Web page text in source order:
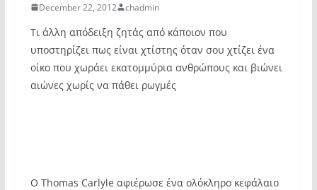
December 22, 2012 chadmin
Τι άλλη απόδειξη ζητάς από κάποιον που
υποστηρίζει πως είναι χτίστης όταν σου χτίζει ένα
οίκο που χωράει εκατομμύρια ανθρώπους και βιώνει
αιώνες χωρίς να πάθει ρωγμές
Ο Thomas Carlyle αφιέρωσε ένα ολόκληρο κεφάλαιο